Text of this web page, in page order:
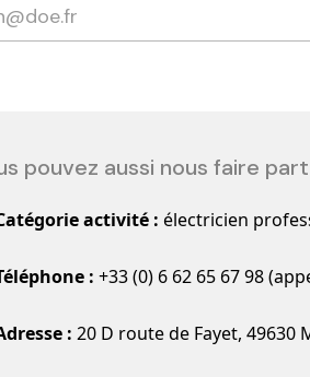
pouvez aussi nous faire
activité : électricien
: +33 (0) 6 62 65 67 98
: 20 D route de Fayet, 49630